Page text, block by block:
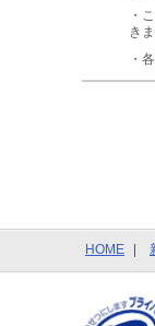
・
きま
・
HOME